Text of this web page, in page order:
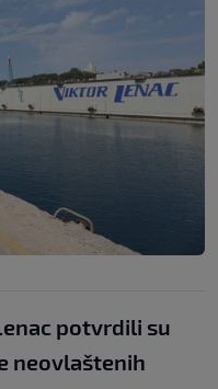
potvrdili su
neovlaštenih